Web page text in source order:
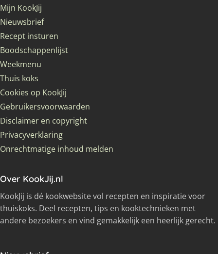
Mijn KookJij
Nieuwsbrief
Recept insturen
Boodschappenlijst
Weekmenu
Thuis koks
Cookies op KookJij
Gebruikersvoorwaarden
Disclaimer en copyright
Privacyverklaring
Onrechtmatige inhoud melden
Over KookJij.nl
KookJij is dé kookwebsite vol recepten en inspiratie voor
thuiskoks. Deel recepten, tips en kooktechnieken met
andere bezoekers en vind gemakkelijk een heerlijk gerecht.